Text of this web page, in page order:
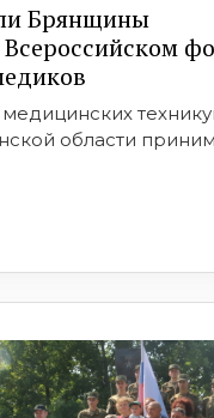
Брянщины
области